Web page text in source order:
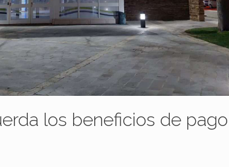
los beneficios de pago